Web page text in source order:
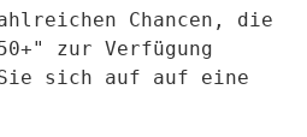
Chancen, die
zur Verfügung
Sie sich auf auf eine